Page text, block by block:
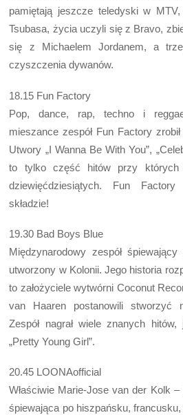
pamiętają jeszcze teledyski w
Tsubasa, życia uczyli się z Bravo,
się z Michaelem Jordanem, a
czyszczenia dywanów.
18.15 Fun Factory
Pop, dance, rap, techno i
mieszance zespół Fun Factory
Utwory „I Wanna Be With You”,
to tylko część hitów przy
dziewięćdziesiątych. Fun
składzie!
19.30 Bad Boys Blue
Międzynarodowy zespół
utworzony w Kolonii. Jego historia
to założyciele wytwórni Coconut
van Haaren postanowili stworzyć
Zespół nagrał wiele znanych
„Pretty Young Girl”.
20.45 LOONAofficial
Właściwie Marie-Jose van der Kolk
śpiewająca po hiszpańsku,